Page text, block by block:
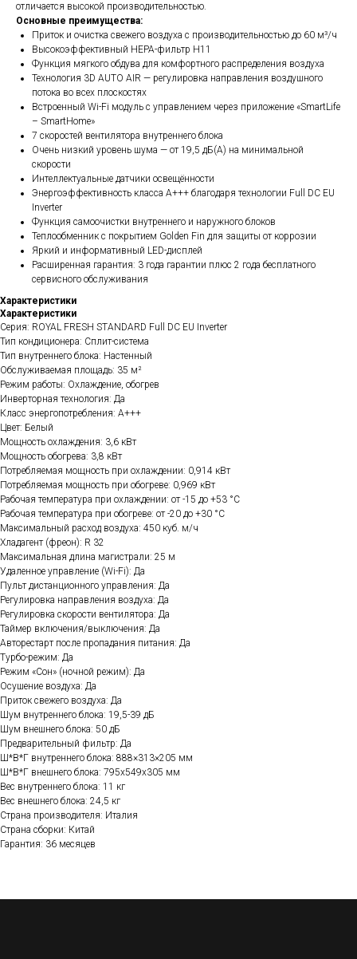
отличается высокой производительностью.
Основные преимущества:
Приток и очистка свежего воздуха с производительностью до 60 м³/ч
Высокоэффективный НЕРА-фильтр H11
Функция мягкого обдува для комфортного распределения воздуха
Технология 3D AUTO AIR — регулировка направления воздушного
потока во всех плоскостях
Встроенный Wi-Fi модуль с управлением через приложение «SmartLife
– SmartHome»
7 скоростей вентилятора внутреннего блока
Очень низкий уровень шума — от 19,5 дБ(А) на минимальной
скорости
Интеллектуальные датчики освещённости
Энергоэффективность класса А+++ благодаря технологии Full DC EU
Inverter
Функция самоочистки внутреннего и наружного блоков
Теплообменник с покрытием Golden Fin для защиты от коррозии
Яркий и информативный LED-дисплей
Расширенная гарантия: 3 года гарантии плюс 2 года бесплатного
сервисного обслуживания
Характеристики
Характеристики
Серия: ROYAL FRESH STANDARD Full DC EU Inverter
Тип кондиционера: Сплит-система
Тип внутреннего блока: Настенный
Обслуживаемая площадь: 35 м²
Режим работы: Охлаждение, обогрев
Инверторная технология: Да
Класс энергопотребления: A+++
Цвет: Белый
Мощность охлаждения: 3,6 кВт
Мощность обогрева: 3,8 кВт
Потребляемая мощность при охлаждении: 0,914 кВт
Потребляемая мощность при обогреве: 0,969 кВт
Рабочая температура при охлаждении: от -15 до +53 °C
Рабочая температура при обогреве: от -20 до +30 °C
Максимальный расход воздуха: 450 куб. м/ч
Хладагент (фреон): R 32
Максимальная длина магистрали: 25 м
Удаленное управление (Wi-Fi): Да
Пульт дистанционного управления: Да
Регулировка направления воздуха: Да
Регулировка скорости вентилятора: Да
Таймер включения/выключения: Да
Авторестарт после пропадания питания: Да
Турбо-режим: Да
Режим «Сон» (ночной режим): Да
Осушение воздуха: Да
Приток свежего воздуха: Да
Шум внутреннего блока: 19,5-39 дБ
Шум внешнего блока: 50 дБ
Предварительный фильтр: Да
Ш*В*Г внутреннего блока: 888×313×205 мм
Ш*В*Г внешнего блока: 795x549x305 мм
Вес внутреннего блока: 11 кг
Вес внешнего блока: 24,5 кг
Страна производителя: Италия
Страна сборки: Китай
Гарантия: 36 месяцев